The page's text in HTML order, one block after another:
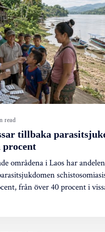
read
tillbaka
områdena i Laos har
från över 40 procent i